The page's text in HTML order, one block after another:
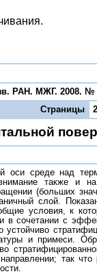
РАН. МЖГ. 2008. №
Страницы
оси среде над
также и
(больших
слой.
условия, к
в сочетании с
устойчиво
и примеси.
так